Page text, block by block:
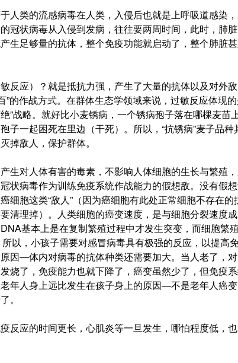
人类的流感病毒在人类，入侵后也就是上呼吸道感染
冠状病毒从入侵到发病，往往要两周时间，此时，肺
生足够量的抗体，整个免疫功能就启动了，整个肺脏
反应）？就是抵抗力强，产生了大量的抗体以及对外
”的作战方式。在群体生态学领域来说，过敏反应体现的
”战略。就好比小麦锈病，一个锈病孢子落在哪棵麦苗
子一起困死在里边（干死）。所以，“抗锈病”麦子品种
掉敌人，保护群体。
生对人体有害的毒素，不影响人体细胞的生长与繁殖
状病毒作为训练免疫系统作战能力的假想敌。没有假
细胞这类“敌人”（因为癌细胞有此处正常细胞不存在的
清理掉）。人类细胞的癌变速度，是与细胞分裂速度
基本上是在复制繁殖过程中才发生突变，而细胞繁
以，小孩子需要对感冒病毒具有极强的反应，以提高
因—体内对病毒的抗体种类还需要加大。当人老了，
烧了，免疫能力也就下降了，癌变虽然少了，但免疫
年人身上远比发生在孩子身上的原因—不是老年人癌变
。
反应的时间更长，心肌炎等一旦发生，哪怕程度低，